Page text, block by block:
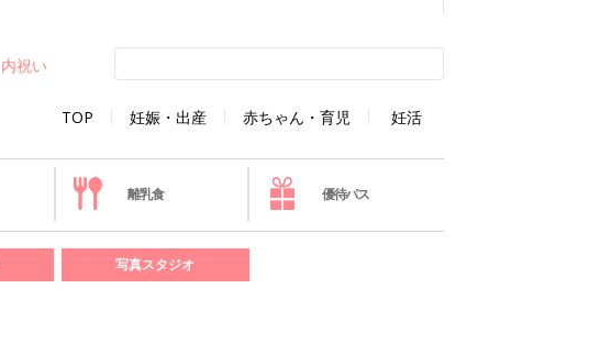
TOP 妊娠・出産 赤ちゃん・育児 妊活
内祝い
離乳食 優待パス
写真スタジオ